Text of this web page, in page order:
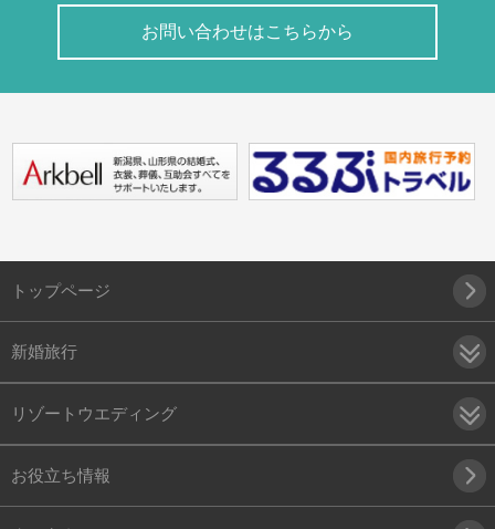
お問い合わせはこちらから
トップページ
新婚旅行
リゾートウエディング
お役立ち情報